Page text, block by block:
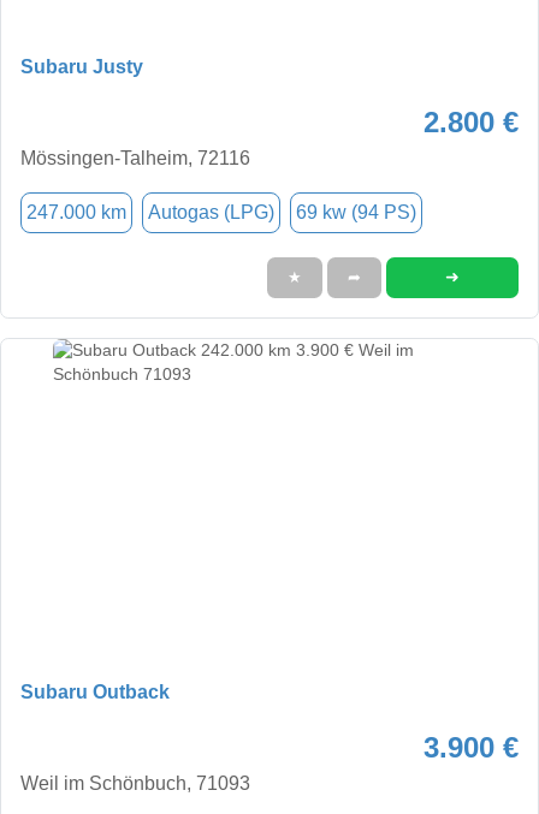
Subaru Justy
2.800 €
Mössingen-Talheim, 72116
247.000 km Autogas (LPG) 69 kw (94 PS)
★ ➦ ➜
Subaru Outback
3.900 €
Weil im Schönbuch, 71093